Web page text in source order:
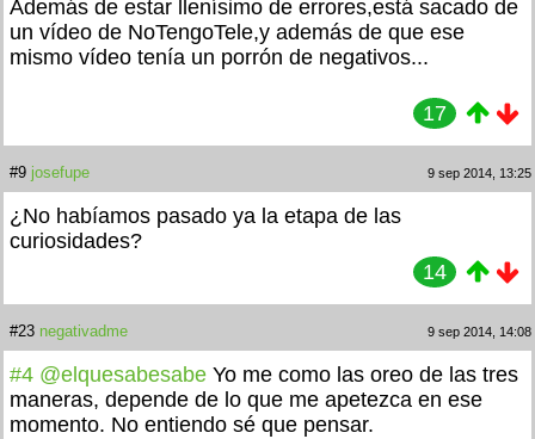
Además de estar llenísimo de errores,está sacado de
un vídeo de NoTengoTele,y además de que ese
mismo vídeo tenía un porrón de negativos...
17
#9 josefupe 9 sep 2014, 13:25
¿No habíamos pasado ya la etapa de las
curiosidades?
14
#23 negativadme 9 sep 2014, 14:08
#4 @elquesabesabe Yo me como las oreo de las tres
maneras, depende de lo que me apetezca en ese
momento. No entiendo sé que pensar.